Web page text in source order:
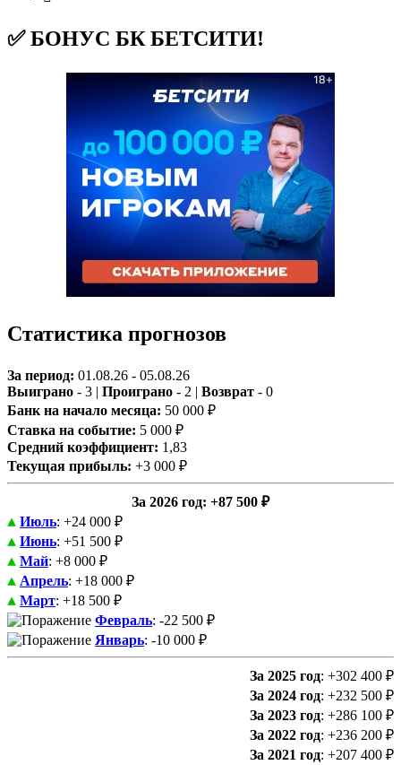
✅ БОНУС БК БЕТСИТИ!
Статистика прогнозов
За период: 01.08.26 - 05.08.26
Выиграно - 3 | Проиграно - 2 | Возврат - 0
Банк на начало месяца: 50 000 ₽
Ставка на событие: 5 000 ₽
Средний коэффициент: 1,83
Текущая прибыль: +3 000 ₽
За 2026 год: +87 500 ₽
Июль: +24 000 ₽
Июнь: +51 500 ₽
Май: +8 000 ₽
Апрель: +18 000 ₽
Март: +18 500 ₽
Февраль: -22 500 ₽
Январь: -10 000 ₽
За 2025 год: +302 400 ₽
За 2024 год: +232 500 ₽
За 2023 год: +286 100 ₽
За 2022 год: +236 200 ₽
За 2021 год: +207 400 ₽